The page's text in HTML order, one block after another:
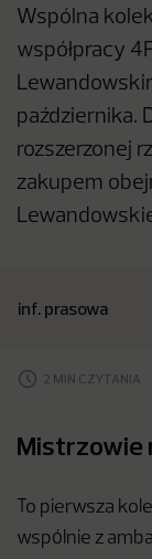
Wspólna
współpracy
października.
rozszerzonej
zakupem
inf. prasowa
2 MIN CZYTANIA
Mistrzowie
To pierwsza
wspólnie z